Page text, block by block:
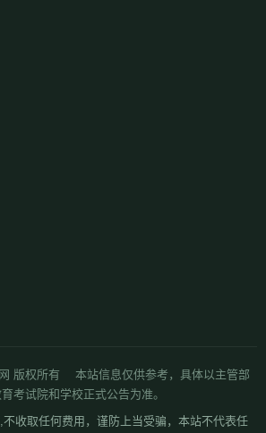
版权所有 本站信息仅供参考，具体以主管部
考试院和学校正式公告为准。
收取任何费用，谨防上当受骗，本站不代表任